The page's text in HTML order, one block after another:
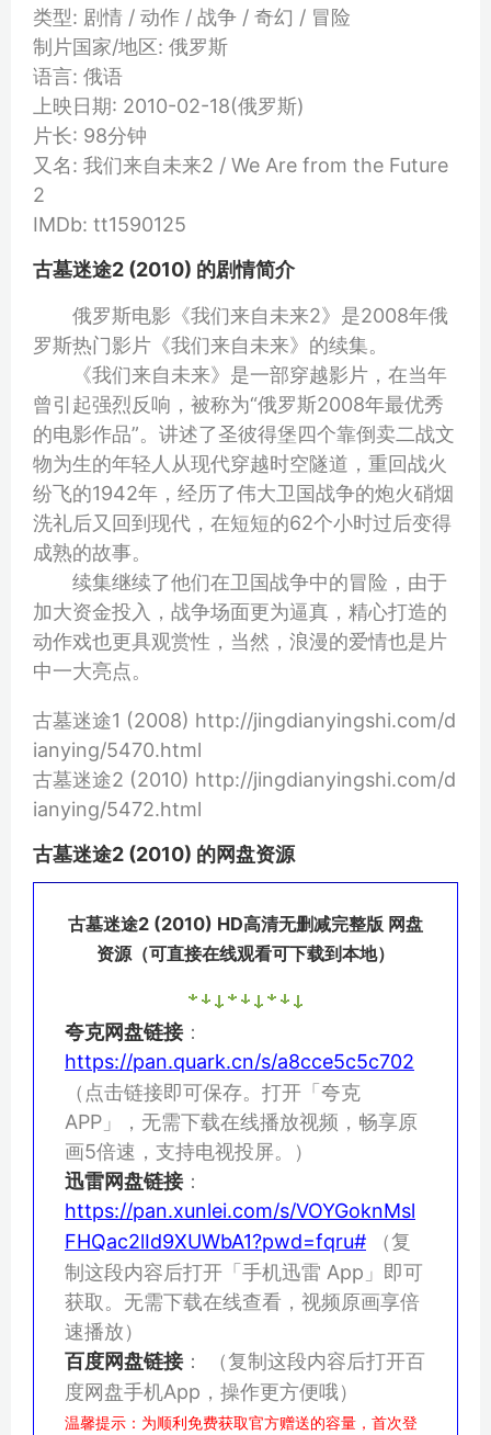
类型: 剧情 / 动作 / 战争 / 奇幻 / 冒险
制片国家/地区: 俄罗斯
语言: 俄语
上映日期: 2010-02-18(俄罗斯)
片长: 98分钟
又名: 我们来自未来2 / We Are from the Future
2
IMDb: tt1590125
古墓迷途2 (2010) 的剧情简介
俄罗斯电影《我们来自未来2》是2008年俄
罗斯热门影片《我们来自未来》的续集。
《我们来自未来》是一部穿越影片，在当年
曾引起强烈反响，被称为“俄罗斯2008年最优秀
的电影作品”。讲述了圣彼得堡四个靠倒卖二战文
物为生的年轻人从现代穿越时空隧道，重回战火
纷飞的1942年，经历了伟大卫国战争的炮火硝烟
洗礼后又回到现代，在短短的62个小时过后变得
成熟的故事。
续集继续了他们在卫国战争中的冒险，由于
加大资金投入，战争场面更为逼真，精心打造的
动作戏也更具观赏性，当然，浪漫的爱情也是片
中一大亮点。
古墓迷途1 (2008) http://jingdianyingshi.com/d
ianying/5470.html
古墓迷途2 (2010) http://jingdianyingshi.com/d
ianying/5472.html
古墓迷途2 (2010) 的网盘资源
古墓迷途2 (2010) HD高清无删减完整版 网盘
资源（可直接在线观看可下载到本地）
夸克网盘链接：
https://pan.quark.cn/s/a8cce5c5c702
（点击链接即可保存。打开「夸克
APP」，无需下载在线播放视频，畅享原
画5倍速，支持电视投屏。）
迅雷网盘链接：
https://pan.xunlei.com/s/VOYGoknMsl
FHQac2lId9XUWbA1?pwd=fqru# （复
制这段内容后打开「手机迅雷 App」即可
获取。无需下载在线查看，视频原画享倍
速播放）
百度网盘链接：
（复制这段内容后打开百
度网盘手机App，操作更方便哦）
温馨提示：为顺利免费获取官方赠送的容量，首次登